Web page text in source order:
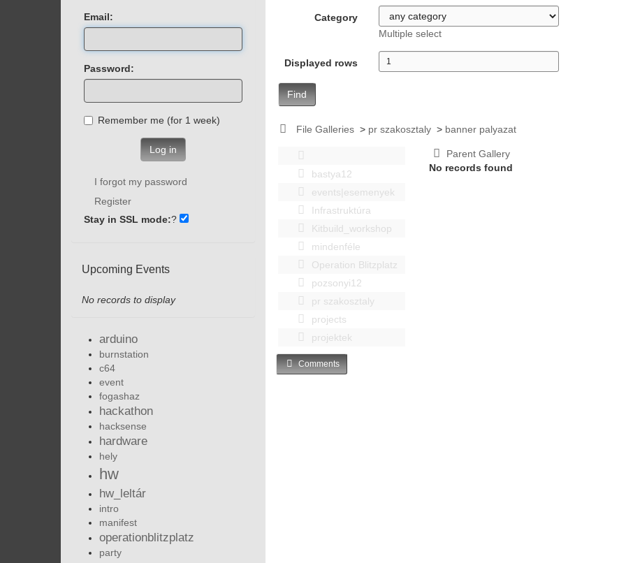
Category
Multiple select
Displayed rows
Find
File Galleries > pr szakosztaly > banner palyazat
bastya12
events|esemenyek
Infrastruktúra
Kitbuild_workshop
mindenféle
Operation Blitzplatz
pozsonyi12
pr szakosztaly
projects
projektek
Parent Gallery
No records found
Comments
Email:
Password:
Remember me (for 1 week)
Log in
I forgot my password
Register
Stay in SSL mode:?
Upcoming Events
No records to display
arduino
burnstation
c64
event
fogashaz
hackathon
hacksense
hardware
hely
hw
hw_leltár
intro
manifest
operationblitzplatz
party